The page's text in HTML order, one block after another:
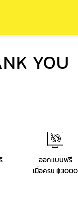
YOU
ออกแบบฟรี
เมื่อครบ ฿3000